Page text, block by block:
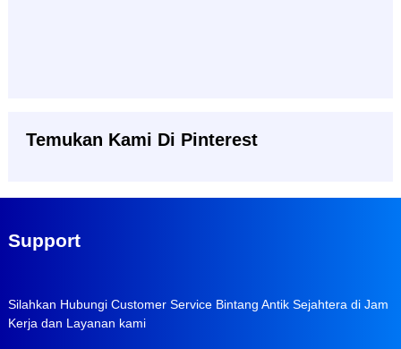
Temukan Kami Di Pinterest
Support
Silahkan Hubungi Customer Service Bintang Antik Sejahtera di Jam
Kerja dan Layanan kami